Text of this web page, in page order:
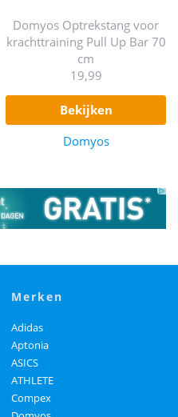
Domyos Optrekstang voor
krachttraining Pull Up Bar 70
cm
19,99
bekijken
Domyos
merken
Adidas
Aptonia
ASICS
ATHLETE
Compex